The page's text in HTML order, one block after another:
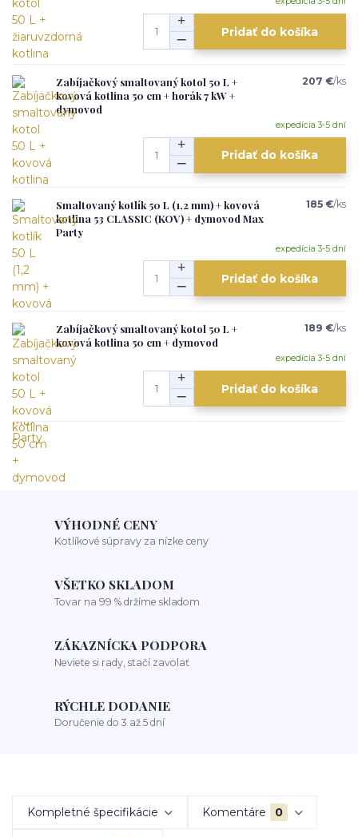
Pridať do košíka
Zabíjačkový smaltovaný kotol 50 L +
kovová kotlina 50 cm + horák 7 kW +
dymovod
207 €/ks
expedícia 3-5 dní
Pridať do košíka
Smaltovaný kotlík 50 L (1,2 mm) + kovová
kotlina 53 CLASSIC (KOV) + dymovod Max
Party
185 €/ks
expedícia 3-5 dní
Pridať do košíka
Zabíjačkový smaltovaný kotol 50 L +
kovová kotlina 50 cm + dymovod
189 €/ks
expedícia 3-5 dní
Pridať do košíka
VÝHODNÉ CENY
Kotlíkové súpravy za nízke ceny
VŠETKO SKLADOM
Tovar na 99 % držíme skladom
ZÁKAZNÍCKA PODPORA
Neviete si rady, stačí zavolať
RÝCHLE DODANIE
Doručenie do 3 až 5 dní
Kompletné špecifikácie Komentáre 0